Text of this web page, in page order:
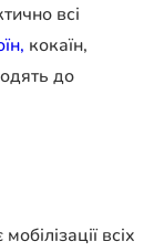
всі
кокаїн,
до
всіх